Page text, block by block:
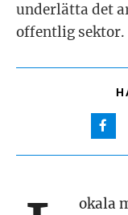
underlätta det
offentlig sektor.
okala